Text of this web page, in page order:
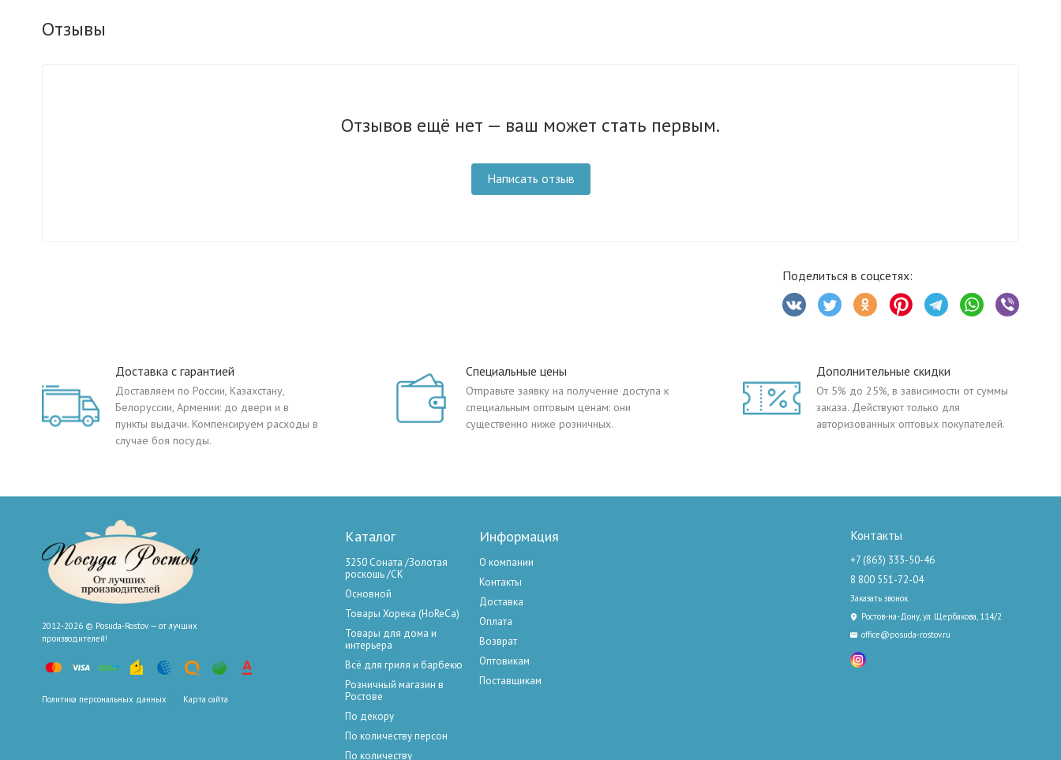
Отзывы
Отзывов ещё нет — ваш может стать первым.
Написать отзыв
Поделиться в соцсетях:
Доставка с гарантией
Доставляем по России, Казахстану,
Белоруссии, Армении: до двери и в
пункты выдачи. Компенсируем расходы в
случае боя посуды.
Специальные цены
Отправьте заявку на получение доступа к
специальным оптовым ценам: они
существенно ниже розничных.
Дополнительные скидки
От 5% до 25%, в зависимости от суммы
заказа. Действуют только для
авторизованных оптовых покупателей.
2012-2026 © Posuda-Rostov — от лучших
производителей!
Политика персональных данных Карта сайта
Каталог
3250 Соната /Золотая
роскошь /СК
Основной
Товары Хорека (HoReCa)
Товары для дома и
интерьера
Всё для гриля и барбекю
Розничный магазин в
Ростове
По декору
По количеству персон
По количеству
Информация
О компании
Контакты
Доставка
Оплата
Возврат
Оптовикам
Поставщикам
Контакты
+7 (863) 333-50-46
8 800 551-72-04
Заказать звонок
Ростов-на-Дону, ул. Щербакова, 114/2
office@posuda-rostov.ru